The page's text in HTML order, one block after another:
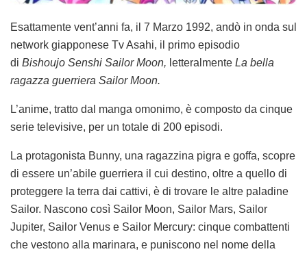
Esattamente vent’anni fa, il 7 Marzo 1992, andò in onda sul
network giapponese Tv Asahi, il primo episodio
di Bishoujo Senshi Sailor Moon, letteralmente La bella
ragazza guerriera Sailor Moon.
L’anime, tratto dal manga omonimo, è composto da cinque
serie televisive, per un totale di 200 episodi.
La protagonista Bunny, una ragazzina pigra e goffa, scopre
di essere un’abile guerriera il cui destino, oltre a quello di
proteggere la terra dai cattivi, è di trovare le altre paladine
Sailor. Nascono così Sailor Moon, Sailor Mars, Sailor
Jupiter, Sailor Venus e Sailor Mercury: cinque combattenti
che vestono alla marinara, e puniscono nel nome della